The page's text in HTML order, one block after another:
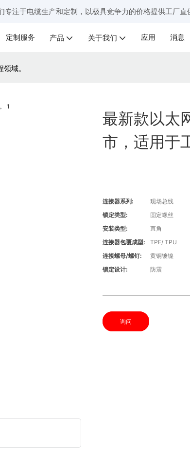
专注于电缆生产和定制，以极具竞争力的价格提供工厂
定制服务 产品 关于我们 应用 消息
域。
最新款以太
市，适用于
连接器系列:
现场总线
锁定类型:
固定螺丝
安装类型:
直角
连接器包覆成型:
TPE/ TPU
连接螺母/螺钉:
黄铜镀镍
锁定设计:
防震
询问